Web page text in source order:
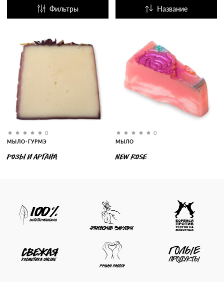
Фильтры Название
0
МЫЛО-ГУРМЭ
РОЗЫ И АРГАНА
0
МЫЛО
NEW ROSE